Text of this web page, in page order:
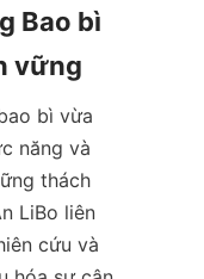
Bao bì
năng và
thách
LiBo liên
cứu và